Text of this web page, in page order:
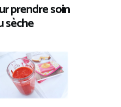
prendre soin
sèche